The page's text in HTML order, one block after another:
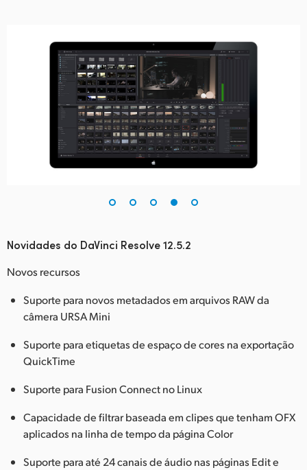
Novidades do DaVinci Resolve 12.5.2
Novos recursos
Suporte para novos metadados em arquivos RAW da
câmera URSA Mini
Suporte para etiquetas de espaço de cores na exportação
QuickTime
Suporte para Fusion Connect no Linux
Capacidade de filtrar baseada em clipes que tenham OFX
aplicados na linha de tempo da página Color
Suporte para até 24 canais de áudio nas páginas Edit e